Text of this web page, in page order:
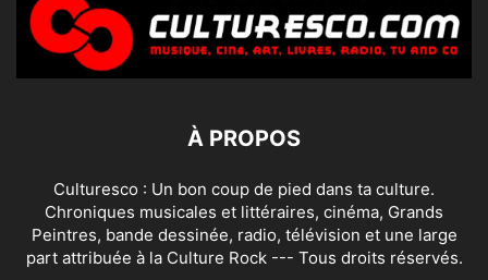
À PROPOS
Culturesco : Un bon coup de pied dans ta culture.
Chroniques musicales et littéraires, cinéma, Grands
Peintres, bande dessinée, radio, télévision et une large
part attribuée à la Culture Rock --- Tous droits réservés.